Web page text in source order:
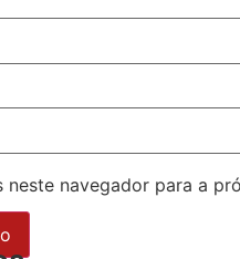
neste navegador para a